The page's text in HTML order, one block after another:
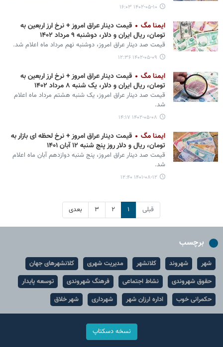
۱۴۰۲-۰۵-۱۰ ۱۶:۰۳
ایمنا مگ
قیمت دینار عراق امروز + نرخ ارز اربعین به
تومان، ریال ایران و دلار، دوشنبه ۹ مرداد ۱۴۰۲
قیمت صد دینار عراق امروز، دوشنبه نهم مرداد ماه اعلام شد.
۱۴۰۲-۰۵-۰۹ ۱۲:۳۶
ایمنا مگ
قیمت دینار عراق امروز + نرخ ارز اربعین به
تومان، ریال ایران و دلار، یک شنبه ۸ مرداد ۱۴۰۲
قیمت صد دینار عراق امروز، یک شنبه هشتم مرداد ماه اعلام
شد.
۱۴۰۲-۰۵-۰۸ ۱۴:۱۷
ایمنا مگ
قیمت دینار عراق امروز + نرخ لحظه ای بازار به
تومان، ریال و دلار روز پنج شنبه ۱۲ آبان ۱۴۰۱
قیمت صد دینار عراق امروز، پنج شنبه دوازدهم آبان ماه اعلام
شد.
۱۴۰۱-۰۸-۱۲ ۱۲:۴۰
قبلی ۱ ۲ ۳ بعدی
برچسب
شهر شهروند کلانشهر مدیریت شهری
کلانشهرهای جهان
حقوق شهروندی
نشاط اجتماعی فرهنگ شهروندی
توسعه پایدار
حکمرانی خوب
اداره ارزان شهر شهرداری شهر خلاق
نسخه دسکتاپ